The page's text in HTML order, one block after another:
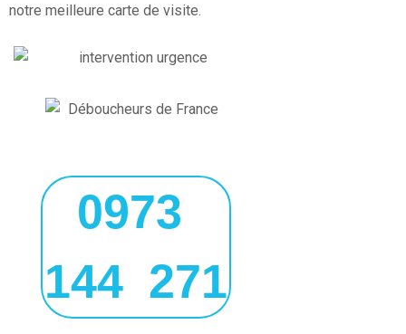
notre meilleure carte de visite.
0973
144 271